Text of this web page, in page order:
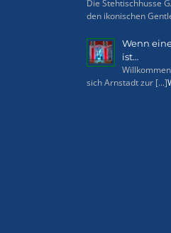
Die Stehtischhusse
den ikonischen
Wenn
ist…
sich Arnstadt zur [...]